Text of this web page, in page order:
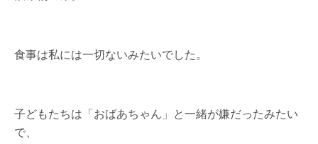
食事は私には一切ないみたいでした。
子どもたちは「おばあちゃん」と一緒が嫌だったみたい
で、